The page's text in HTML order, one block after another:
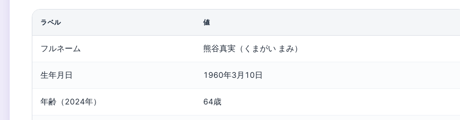
ラベル 値
フルネーム 熊谷真実（くまがい まみ）
生年月日 1960年3月10日
年齢（2024年） 64歳